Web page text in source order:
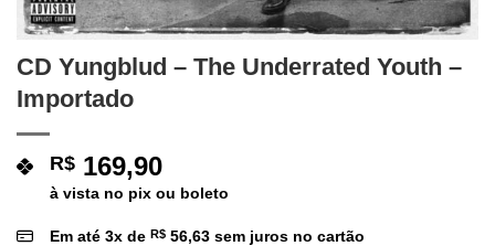
CD Yungblud – The Underrated Youth –
Importado
R$ 169,90
à vista no pix ou boleto
Em até 3x de R$ 56,63 sem juros no cartão